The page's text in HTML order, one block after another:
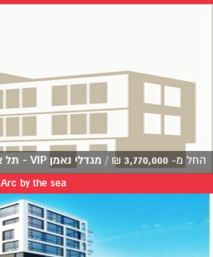
החל מ- 3,770,000
₪
/ מגדלי נאמן VIP - תל אביב - יפו
Arc by the sea